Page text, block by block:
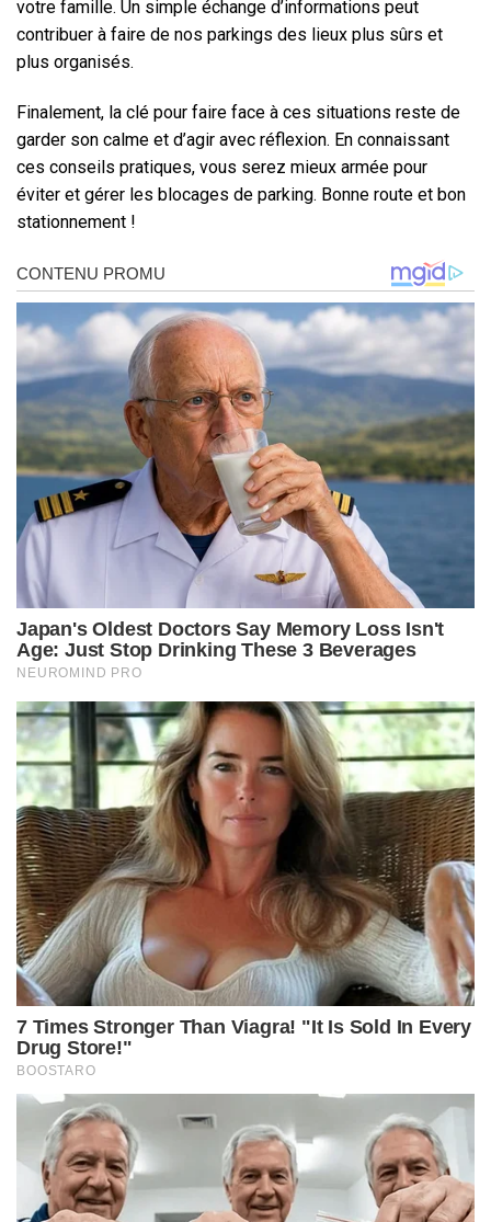
votre famille. Un simple échange d’informations peut
contribuer à faire de nos parkings des lieux plus sûrs et
plus organisés.
Finalement, la clé pour faire face à ces situations reste de
garder son calme et d’agir avec réflexion. En connaissant
ces conseils pratiques, vous serez mieux armée pour
éviter et gérer les blocages de parking. Bonne route et bon
stationnement !